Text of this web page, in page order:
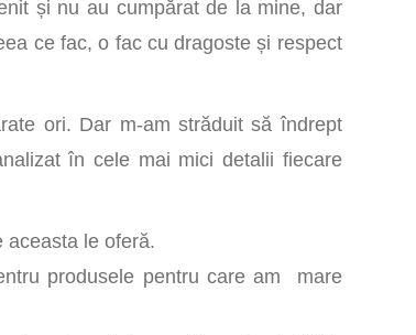
și nu au cumpărat de la mine, dar
ce fac, o fac cu dragoste și respect
ori. Dar m-am străduit să îndrept
în cele mai mici detalii fiecare
aceasta le oferă.
produsele pentru care am mare